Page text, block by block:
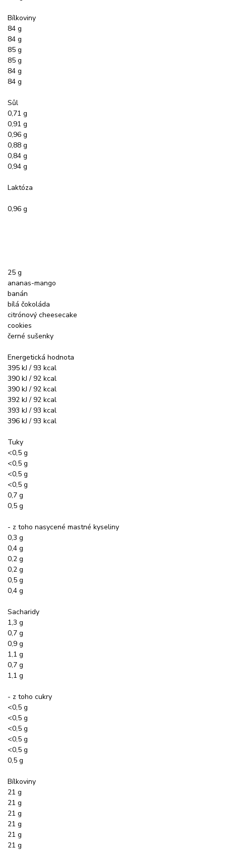
Bílkoviny
84 g
84 g
85 g
85 g
84 g
84 g
Sůl
0,71 g
0,91 g
0,96 g
0,88 g
0,84 g
0,94 g
Laktóza
0,96 g
25 g
ananas-mango
banán
bílá čokoláda
citrónový cheesecake
cookies
černé sušenky
Energetická hodnota
395 kJ / 93 kcal
390 kJ / 92 kcal
390 kJ / 92 kcal
392 kJ / 92 kcal
393 kJ / 93 kcal
396 kJ / 93 kcal
Tuky
<0,5 g
<0,5 g
<0,5 g
<0,5 g
0,7 g
0,5 g
- z toho nasycené mastné kyseliny
0,3 g
0,4 g
0,2 g
0,2 g
0,5 g
0,4 g
Sacharidy
1,3 g
0,7 g
0,9 g
1,1 g
0,7 g
1,1 g
- z toho cukry
<0,5 g
<0,5 g
<0,5 g
<0,5 g
<0,5 g
0,5 g
Bílkoviny
21 g
21 g
21 g
21 g
21 g
21 g